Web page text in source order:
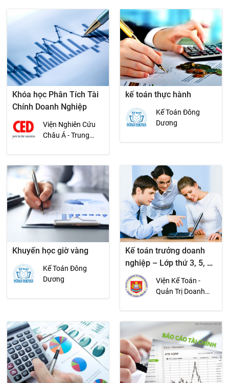
Khóa học Phân Tích Tài
Chính Doanh Nghiệp
Viện Nghiên Cứu
Châu Á - Trung
(CED)
kế toán thực hành
Kế Toán Đông
Dương
Khuyến học giờ vàng
Kế Toán Đông
Dương
Kế toán trưởng doanh
nghiệp – Lớp thứ 3, 5, 7,
Chủ nhật
Viện Kế Toán -
Quản Trị Doanh